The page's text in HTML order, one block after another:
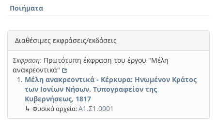
Ποιήματα
Διαθέσιμες εκφράσεις/εκδόσεις
Έκφραση: Πρωτότυπη έκφραση του έργου "Μέλη
ανακρεοντικά"
Μέλη ανακρεοντικά - Κέρκυρα: Ηνωμένον Κράτος
των Ιονίων Νήσων. Τυπογραφείον της
Κυβερνήσεως, 1817
↳ Φυσικά αρχεία:Α1.Σ1.0001